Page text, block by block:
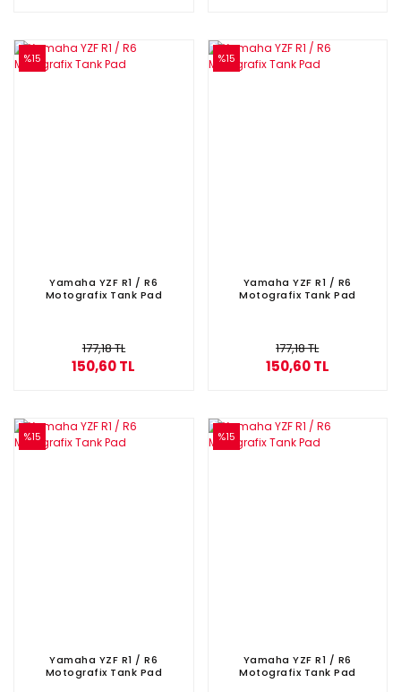
%15
Yamaha YZF R1 / R6
Motografix Tank Pad
177,18 TL
150,60 TL
%15
Yamaha YZF R1 / R6
Motografix Tank Pad
177,18 TL
150,60 TL
%15
Yamaha YZF R1 / R6
Motografix Tank Pad
%15
Yamaha YZF R1 / R6
Motografix Tank Pad